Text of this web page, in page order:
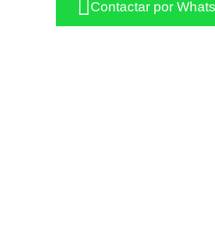
Contactar por